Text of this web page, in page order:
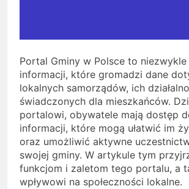
Portal Gminy w Polsce to niezwykle
informacji, które gromadzi dane
lokalnych samorządów, ich
świadczonych dla mieszkańców.
portalowi, obywatele mają dostęp
informacji, które mogą ułatwić im
oraz umożliwić aktywne
swojej gminy. W artykule tym
funkcjom i zaletom tego portalu, a
wpływowi na społeczności lokalne.